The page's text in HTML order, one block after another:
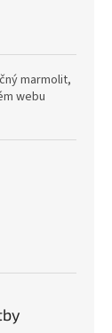
marmolit,
webu